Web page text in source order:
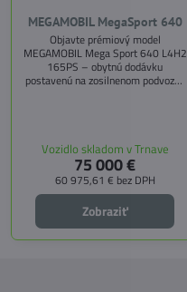
MEGAMOBIL MegaSport 640
Objavte prémiový model
MEGAMOBIL Mega Sport 640 L4H2
165PS – obytnú dodávku
postavenú na zosilnenom podvozku
pozdĺžnemu lôžku a možnosti
doplniť predné prídavné lôžko.
Vozidlo skladom v Trnave
75 000 €
60 975,61 € bez DPH
Zobraziť